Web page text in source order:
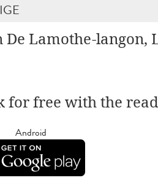
De Lamothe-langon,
for free with the
Android